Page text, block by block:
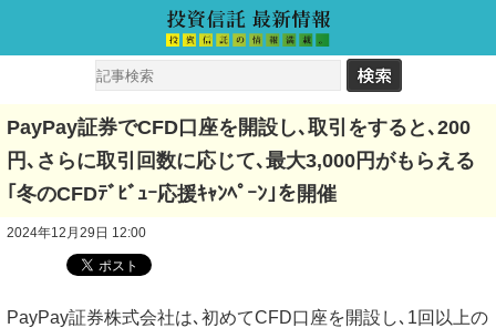
PayPay証券でCFD口座を開設し､取引をすると､200
円､さらに取引回数に応じて､最大3,000円がもらえる
｢冬のCFDﾃﾞﾋﾞｭｰ応援ｷｬﾝﾍﾟｰﾝ｣を開催
2024年12月29日 12:00
PayPay証券株式会社は､初めてCFD口座を開設し､1回以上の